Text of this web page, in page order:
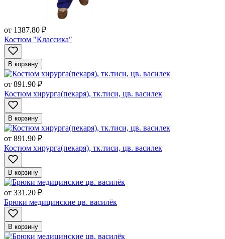
от 1387.80 ₽
Костюм "Классика"
В корзину
от 891.90 ₽
Костюм хирурга(пекаря), тк.тиси, цв. василек
В корзину
от 891.90 ₽
Костюм хирурга(пекаря), тк.тиси, цв. василек
В корзину
от 331.20 ₽
Брюки медицинские цв. василёк
В корзину